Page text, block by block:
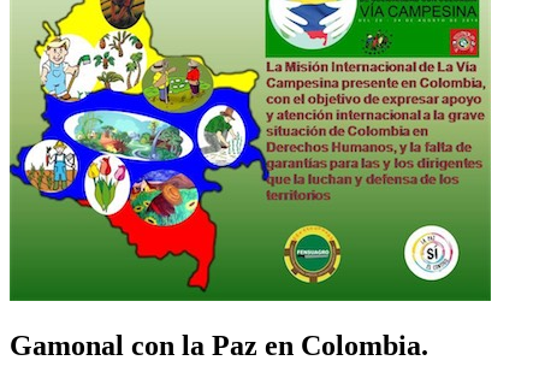
Gamonal con la Paz en Colombia.